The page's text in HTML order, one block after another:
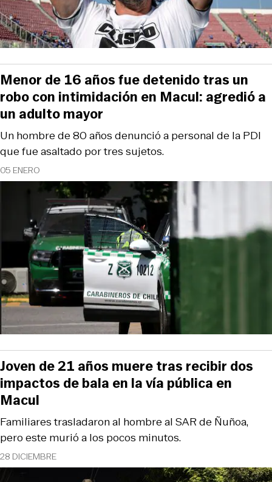
05 ENERO
Un hombre de 80 años denunció a personal de la PDI
que fue asaltado por tres sujetos.
Menor de 16 años fue detenido tras un
robo con intimidación en Macul: agredió a
un adulto mayor
28 DICIEMBRE
Familiares trasladaron al hombre al SAR de Ñuñoa,
pero este murió a los pocos minutos.
Joven de 21 años muere tras recibir dos
impactos de bala en la vía pública en
Macul